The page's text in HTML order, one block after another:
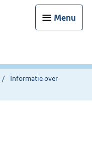
Menu
Informatie over